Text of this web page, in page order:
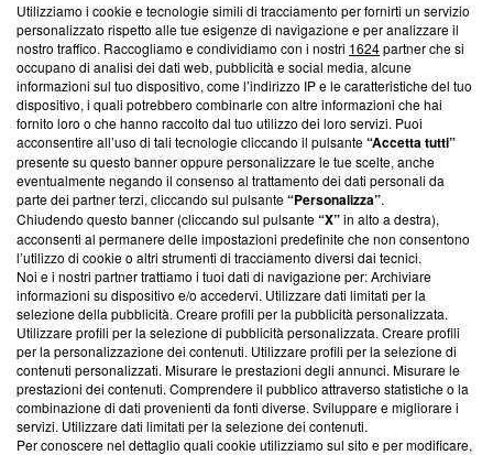
Questa sezione offre informazioni trasparenti su Blasting
News, sui nostri processi editoriali e su come ci impegniamo a
creare news di qualità. Inoltre, afferma la nostra aderenza a
‘Trust Project - News with Integrity’Blasting News non è
ancora membro del programma, ma ha richiesto di farne
parte; Trust Project non ha ancora effettuato una verifica di
conformità agli standard.
Su di noi
Team editoriale
Corporate
Redazione
Informativa Privacy
Cookie Policy
Blasting SA, IDI CHE-247.845.224, Via Carlo Frasca, 3 - 6900
Utilizziamo i cookie e tecnologie simili di tracciamento per fornirti un servizio
personalizzato rispetto alle tue esigenze di navigazione e per analizzare il
nostro traffico. Raccogliamo e condividiamo con i nostri 1624partner che si
occupano di analisi dei dati web, pubblicità e social media, alcune
informazioni sul tuo dispositivo, come l’indirizzo IP e le caratteristiche del tuo
dispositivo, i quali potrebbero combinarle con altre informazioni che hai
fornito loro o che hanno raccolto dal tuo utilizzo dei loro servizi. Puoi
acconsentire all’uso di tali tecnologie cliccando il pulsante“Accetta tutti”
presente su questo banner oppure personalizzare le tue scelte, anche
eventualmente negando il consenso al trattamento dei dati personali da
parte dei partner terzi, cliccando sul pulsante“Personalizza”.
Chiudendo questo banner (cliccando sul pulsante“X”in alto a destra),
acconsenti al permanere delle impostazioni predefinite che non consentono
l’utilizzo di cookie o altri strumenti di tracciamento diversi dai tecnici.
Noi e i nostri partner trattiamo i tuoi dati di navigazione per: Archiviare
informazioni su dispositivo e/o accedervi. Utilizzare dati limitati per la
selezione della pubblicità. Creare profili per la pubblicità personalizzata.
Utilizzare profili per la selezione di pubblicità personalizzata. Creare profili
per la personalizzazione dei contenuti. Utilizzare profili per la selezione di
contenuti personalizzati. Misurare le prestazioni degli annunci. Misurare le
prestazioni dei contenuti. Comprendere il pubblico attraverso statistiche o la
combinazione di dati provenienti da fonti diverse. Sviluppare e migliorare i
servizi. Utilizzare dati limitati per la selezione dei contenuti.
Per conoscere nel dettaglio quali cookie utilizziamo sul sito e per modificare,